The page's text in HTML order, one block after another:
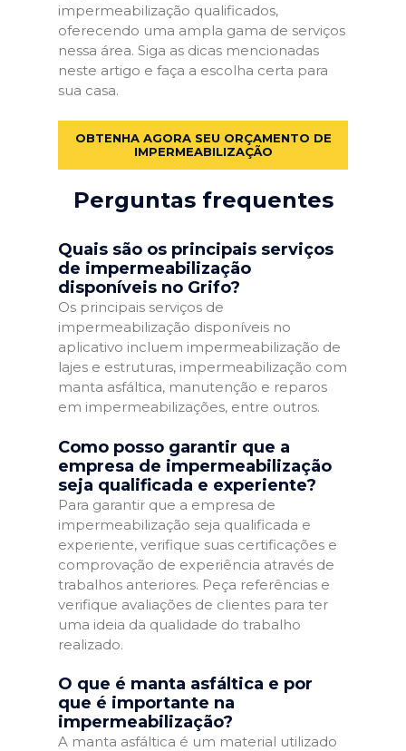
impermeabilização qualificados,
oferecendo uma ampla gama de serviços
nessa área. Siga as dicas mencionadas
neste artigo e faça a escolha certa para
sua casa.
OBTENHA AGORA SEU ORÇAMENTO DE
IMPERMEABILIZAÇÃO
Perguntas frequentes
Quais são os principais serviços
de impermeabilização
disponíveis no Grifo?
Os principais serviços de
impermeabilização disponíveis no
aplicativo incluem impermeabilização de
lajes e estruturas, impermeabilização com
manta asfáltica, manutenção e reparos
em impermeabilizações, entre outros.
Como posso garantir que a
empresa de impermeabilização
seja qualificada e experiente?
Para garantir que a empresa de
impermeabilização seja qualificada e
experiente, verifique suas certificações e
comprovação de experiência através de
trabalhos anteriores. Peça referências e
verifique avaliações de clientes para ter
uma ideia da qualidade do trabalho
realizado.
O que é manta asfáltica e por
que é importante na
impermeabilização?
A manta asfáltica é um material utilizado